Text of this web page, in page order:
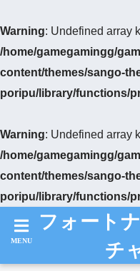
Warning: Undefined array
/home/gamegamingg/
content/themes/sango-
poripu/library/functions/
Warning: Undefined array
/home/gamegamingg/
content/themes/sango-
poripu/library/functions/
フォート
チ